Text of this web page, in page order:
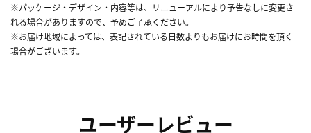
※パッケージ・デザイン・内容等は、リニューアルにより予告なしに変更さ
れる場合がありますので、予めご了承ください。
※お届け地域によっては、表記されている日数よりもお届けにお時間を頂く
場合がございます。
ユーザーレビュー